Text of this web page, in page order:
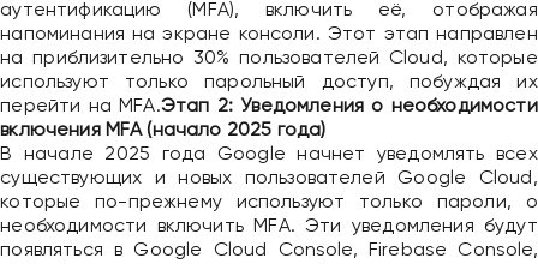
аутентификацию (MFA), включить её, отображая
напоминания на экране консоли. Этот этап направлен
на приблизительно 30% пользователей Cloud, которые
используют только парольный доступ, побуждая их
перейти на MFA.Этап 2: Уведомления о необходимости
включения MFA (начало 2025 года)
В начале 2025 года Google начнет уведомлять всех
существующих и новых пользователей Google Cloud,
которые по-прежнему используют только пароли, о
необходимости включить MFA. Эти уведомления будут
появляться в Google Cloud Console, Firebase Console,